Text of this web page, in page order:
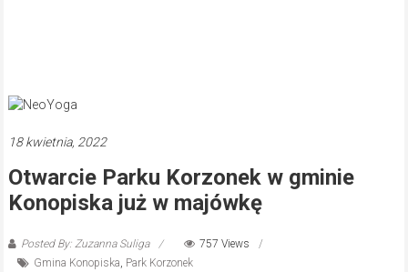
18 kwietnia, 2022
Otwarcie Parku Korzonek w gminie
Konopiska już w majówkę
Posted By: Zuzanna Suliga
757 Views
Gmina Konopiska, Park Korzonek